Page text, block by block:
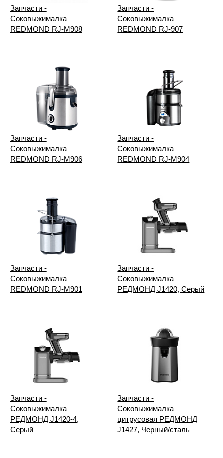
Запчасти -
Соковыжималка
REDMOND RJ-M908
Запчасти -
Соковыжималка
REDMOND RJ-907
Запчасти -
Соковыжималка
REDMOND RJ-M906
Запчасти -
Соковыжималка
REDMOND RJ-M904
Запчасти -
Соковыжималка
REDMOND RJ-M901
Запчасти -
Соковыжималка
РЕДМОНД J1420, Серый
Запчасти -
Соковыжималка
РЕДМОНД J1420-4,
Серый
Запчасти -
Соковыжималка
цитрусовая РЕДМОНД
J1427, Черный/сталь